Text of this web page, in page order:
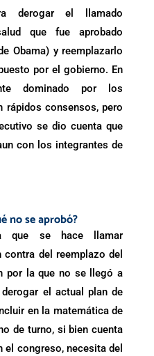
derogar el llamado
que fue aprobado
Obama) y reemplazarlo
por el gobierno. En
dominado por los
rápidos consensos, pero
se dio cuenta que
con los integrantes de
no se aprobó?
que se hace llamar
contra del reemplazo del
por la que no se llegó a
el actual plan de
en la matemática de
de turno, si bien cuenta
el congreso, necesita del